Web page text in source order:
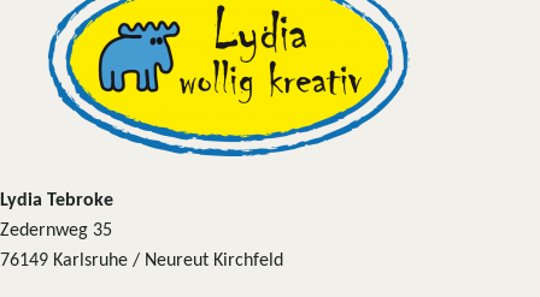
Lydia Tebroke
Zedernweg 35
76149 Karlsruhe / Neureut Kirchfeld